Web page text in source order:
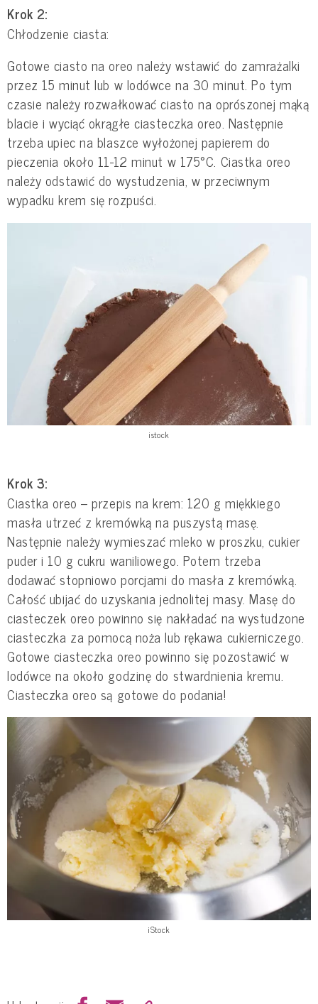
Krok 2:
Chłodzenie ciasta:
Gotowe ciasto na oreo należy wstawić do zamrażalki
przez 15 minut lub w lodówce na 30 minut. Po tym
czasie należy rozwałkować ciasto na oprószonej mąką
blacie i wyciąć okrągłe ciasteczka oreo. Następnie
trzeba upiec na blaszce wyłożonej papierem do
pieczenia około 11-12 minut w 175°C. Ciastka oreo
należy odstawić do wystudzenia, w przeciwnym
wypadku krem się rozpuści.
istock
Krok 3:
Ciastka oreo – przepis na krem: 120 g miękkiego
masła utrzeć z kremówką na puszystą masę.
Następnie należy wymieszać mleko w proszku, cukier
puder i 10 g cukru waniliowego. Potem trzeba
dodawać stopniowo porcjami do masła z kremówką.
Całość ubijać do uzyskania jednolitej masy. Masę do
ciasteczek oreo powinno się nakładać na wystudzone
ciasteczka za pomocą noża lub rękawa cukierniczego.
Gotowe ciasteczka oreo powinno się pozostawić w
lodówce na około godzinę do stwardnienia kremu.
Ciasteczka oreo są gotowe do podania!
iStock